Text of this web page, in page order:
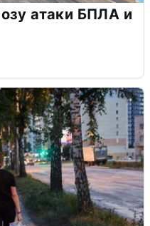
атаки БПЛА и